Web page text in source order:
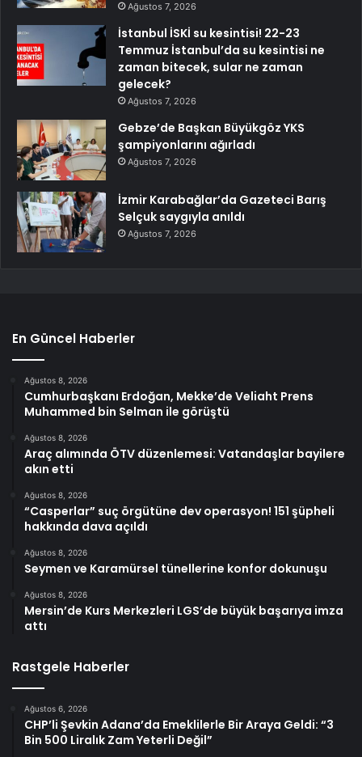
Ağustos 7, 2026
İstanbul İSKİ su kesintisi! 22-23
Temmuz İstanbul’da su kesintisi ne
zaman bitecek, sular ne zaman
gelecek?
Ağustos 7, 2026
Gebze’de Başkan Büyükgöz YKS
şampiyonlarını ağırladı
Ağustos 7, 2026
İzmir Karabağlar’da Gazeteci Barış
Selçuk saygıyla anıldı
Ağustos 7, 2026
En Güncel Haberler
Ağustos 8, 2026
Cumhurbaşkanı Erdoğan, Mekke’de Veliaht Prens
Muhammed bin Selman ile görüştü
Ağustos 8, 2026
Araç alımında ÖTV düzenlemesi: Vatandaşlar bayilere
akın etti
Ağustos 8, 2026
“Casperlar” suç örgütüne dev operasyon! 151 şüpheli
hakkında dava açıldı
Ağustos 8, 2026
Seymen ve Karamürsel tünellerine konfor dokunuşu
Ağustos 8, 2026
Mersin’de Kurs Merkezleri LGS’de büyük başarıya imza
attı
Rastgele Haberler
Ağustos 6, 2026
CHP’li Şevkin Adana’da Emeklilerle Bir Araya Geldi: “3
Bin 500 Liralık Zam Yeterli Değil”